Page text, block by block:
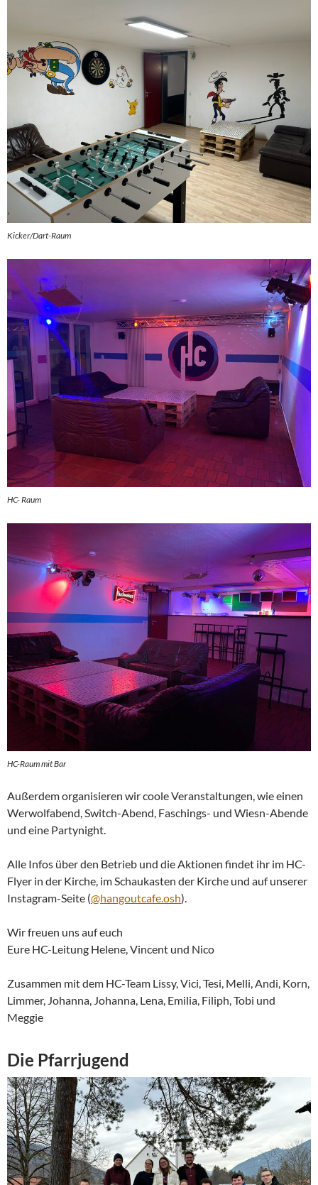
Kicker/Dart-Raum
HC- Raum
HC-Raum mit Bar
Außerdem organisieren wir coole Veranstaltungen, wie einen
Werwolfabend, Switch-Abend, Faschings- und Wiesn-Abende
und eine Partynight.
Alle Infos über den Betrieb und die Aktionen findet ihr im HC-
Flyer in der Kirche, im Schaukasten der Kirche und auf unserer
Instagram-Seite (@hangoutcafe.osh).
Wir freuen uns auf euch
Eure HC-Leitung Helene, Vincent und Nico
Zusammen mit dem HC-Team Lissy, Vici, Tesi, Melli, Andi, Korn,
Limmer, Johanna, Johanna, Lena, Emilia, Filiph, Tobi und
Meggie
Die Pfarrjugend